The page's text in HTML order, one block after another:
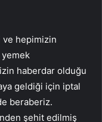
ve hepimizin
yemek
haberdar olduğu
geldiği için iptal
beraberiz.
şehit edilmiş